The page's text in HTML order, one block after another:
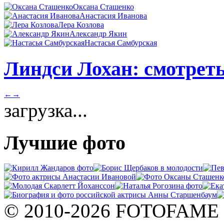
Оксана Сташенко
Анастасия Иванова
Лера Козлова
Александр Якин
Настасья Самбурская
Линдси Лохан:
← →
загрузка...
Лучшие фото
© 2010-2026 FOTOFAME